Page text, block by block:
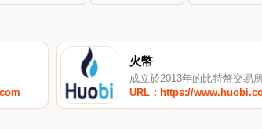
火幣
成立於2013年的比特幣交易
URL：https://